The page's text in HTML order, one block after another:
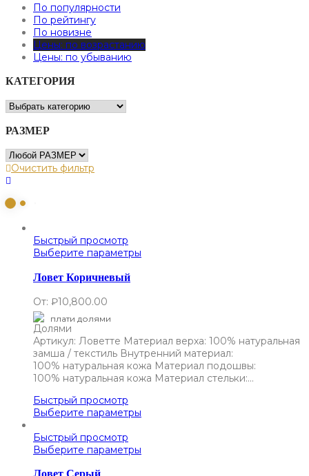
По популярности
По рейтингу
По новизне
Цены: по возрастанию
Цены: по убыванию
КАТЕГОРИЯ
РАЗМЕР
Очистить фильтр
Быстрый просмотр
Выберите параметры
Ловет Коричневый
От: ₽10,800.00
плати долями
Артикул: Ловетте Материал верха: 100% натуральная
замша / текстиль Внутренний материал:
100% натуральная кожа Материал подошвы:
100% натуральная кожа Материал стельки:…
Быстрый просмотр
Выберите параметры
Быстрый просмотр
Выберите параметры